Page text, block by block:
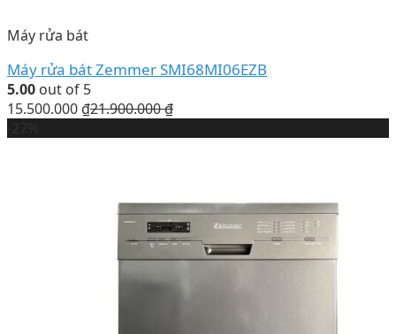
Máy rửa bát
Máy rửa bát Zemmer SMI68MI06EZB
5.00 out of 5
15.500.000 ₫21.900.000₫